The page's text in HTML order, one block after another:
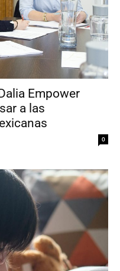
Empower
a las
0